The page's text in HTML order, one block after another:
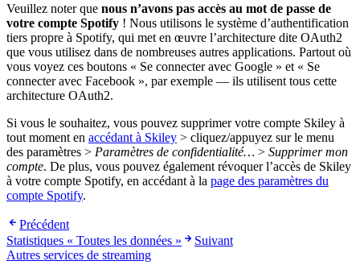
Veuillez noter que nous n’avons pas accès au mot de passe de
votre compte Spotify ! Nous utilisons le système d’authentification
tiers propre à Spotify, qui met en œuvre l’architecture dite OAuth2
que vous utilisez dans de nombreuses autres applications. Partout où
vous voyez ces boutons « Se connecter avec Google » et « Se
connecter avec Facebook », par exemple — ils utilisent tous cette
architecture OAuth2.
Si vous le souhaitez, vous pouvez supprimer votre compte Skiley à
tout moment en accédant à Skiley > cliquez/appuyez sur le menu
des paramètres > Paramètres de confidentialité… > Supprimer mon
compte. De plus, vous pouvez également révoquer l’accès de Skiley
à votre compte Spotify, en accédant à la page des paramètres du
compte Spotify.
Précédent
Statistiques « Toutes les données »
Suivant
Autres services de streaming